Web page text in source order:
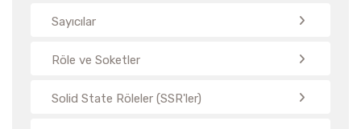
Sayıcılar
Röle ve Soketler
Solid State Röleler (SSR'ler)